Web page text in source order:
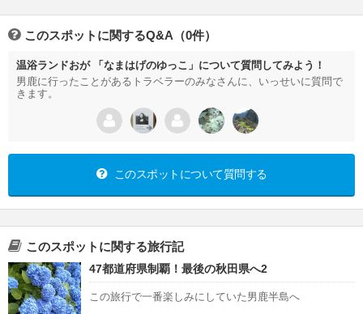
このスポットに関するQ&A（0件）
温浴ランドおが 「なまはげのゆっこ」について質問してみよう！
男鹿に行ったことがあるトラベラーのみなさんに、いっせいに質問で
きます。
このスポットについて質問する
このスポットに関する旅行記
47都道府県制覇！最後の秋田県へ2
この旅行で一番楽しみにしていた男鹿半島へ